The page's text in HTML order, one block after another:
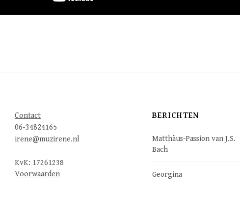
Contact
06-34824165
irene@muzirene.nl
KvK: 17261238
Voorwaarden
BERICHTEN
Matthäus-Passion van J.S.
Bach
Georgina